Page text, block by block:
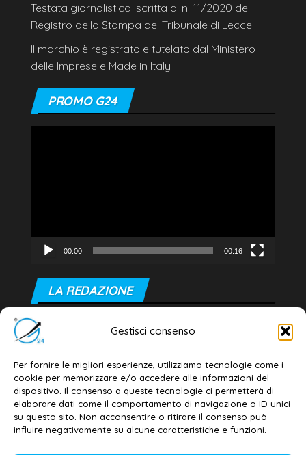
Gestisci consenso
Per fornire le migliori esperienze, utilizziamo tecnologie come i
cookie per memorizzare e/o accedere alle informazioni del
dispositivo. Il consenso a queste tecnologie ci permetterà di
elaborare dati come il comportamento di navigazione o ID unici
su questo sito. Non acconsentire o ritirare il consenso può
influire negativamente su alcune caratteristiche e funzioni.
Testata giornalistica iscritta al n. 11/2020 del
Registro della Stampa del Tribunale di Lecce
Il marchio è registrato e tutelato dal Ministero
delle Imprese e Made in Italy
PROMO G24
00:00 00:16
LA REDAZIONE
Editore e direttore responsabile:
Dott. Daniele G. Masciullo
Email: redazione@galatina24.it
Contatti –Disclaimer
Privacy policy –Cookie policy